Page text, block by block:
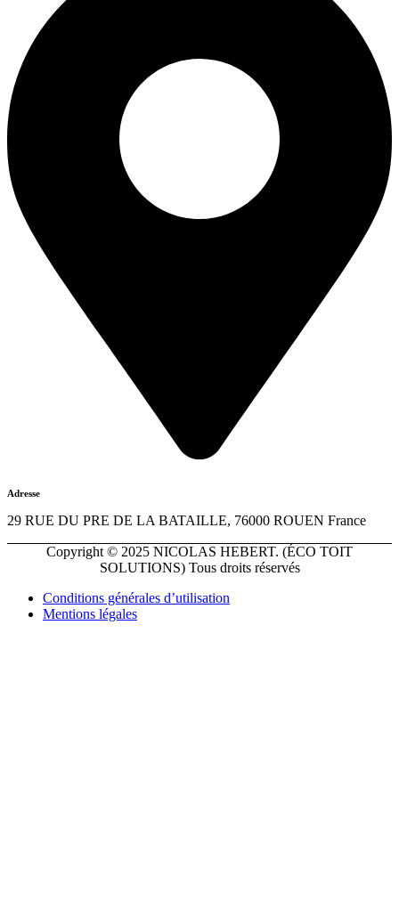
Adresse
29 RUE DU PRE DE LA BATAILLE, 76000 ROUEN France
Copyright © 2025 NICOLAS HEBERT. (ÉCO TOIT
SOLUTIONS) Tous droits réservés
Conditions générales d’utilisation
Mentions légales